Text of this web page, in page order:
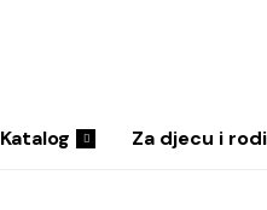
Katalog Za djecu i